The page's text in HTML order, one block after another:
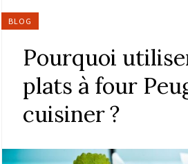
BLOG
Pourquoi
plats à four
cuisiner ?